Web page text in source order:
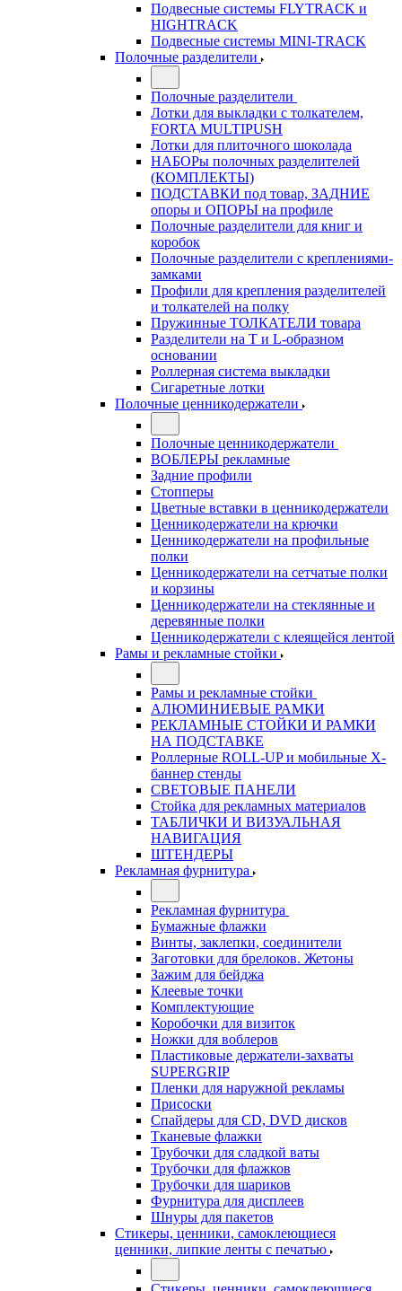
Подвесные системы FLYTRACK и
HIGHTRACK
Подвесные системы MINI-TRACK
Полочные разделители
Полочные разделители
Лотки для выкладки с толкателем,
FORTA MULTIPUSH
Лотки для плиточного шоколада
НАБОРы полочных разделителей
(КОМПЛЕКТЫ)
ПОДСТАВКИ под товар, ЗАДНИЕ
опоры и ОПОРЫ на профиле
Полочные разделители для книг и
коробок
Полочные разделители с креплениями-
замками
Профили для крепления разделителей
и толкателей на полку
Пружинные ТОЛКАТЕЛИ товара
Разделители на Т и L-образном
основании
Роллерная система выкладки
Сигаретные лотки
Полочные ценникодержатели
Полочные ценникодержатели
ВОБЛЕРЫ рекламные
Задние профили
Стопперы
Цветные вставки в ценникодержатели
Ценникодержатели на крючки
Ценникодержатели на профильные
полки
Ценникодержатели на сетчатые полки
и корзины
Ценникодержатели на стеклянные и
деревянные полки
Ценникодержатели с клеящейся лентой
Рамы и рекламные стойки
Рамы и рекламные стойки
АЛЮМИНИЕВЫЕ РАМКИ
РЕКЛАМНЫЕ СТОЙКИ И РАМКИ
НА ПОДСТАВКЕ
Роллерные ROLL-UP и мобильные X-
баннер стенды
СВЕТОВЫЕ ПАНЕЛИ
Стойка для рекламных материалов
ТАБЛИЧКИ И ВИЗУАЛЬНАЯ
НАВИГАЦИЯ
ШТЕНДЕРЫ
Рекламная фурнитура
Рекламная фурнитура
Бумажные флажки
Винты, заклепки, соединители
Заготовки для брелоков. Жетоны
Зажим для бейджа
Клеевые точки
Комплектующие
Коробочки для визиток
Ножки для воблеров
Пластиковые держатели-захваты
SUPERGRIP
Пленки для наружной рекламы
Присоски
Спайдеры для CD, DVD дисков
Тканевые флажки
Трубочки для сладкой ваты
Трубочки для флажков
Трубочки для шариков
Фурнитура для дисплеев
Шнуры для пакетов
Стикеры, ценники, самоклеющиеся
ценники, липкие ленты с печатью